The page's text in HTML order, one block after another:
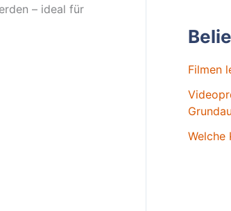
– ideal für
Filmen
Welche